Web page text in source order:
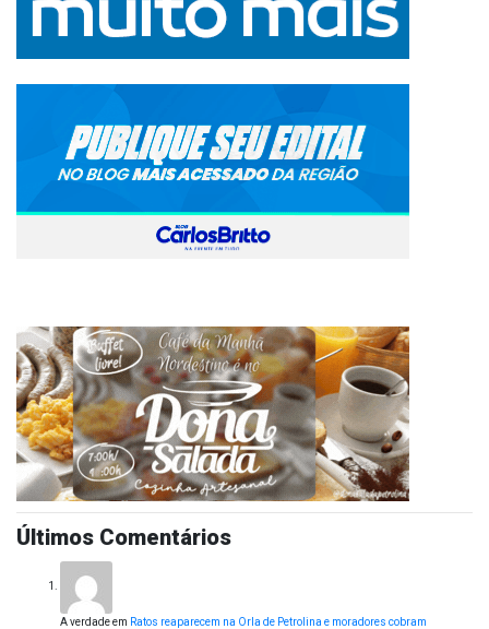
Últimos Comentários
A verdadeem Ratos reaparecem na Orla de Petrolina e moradores cobram